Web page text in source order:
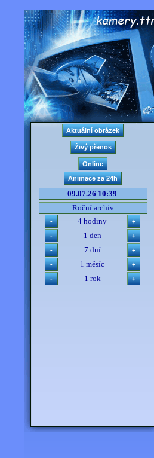
09.07.26 10:39
Roční archiv
4 hodiny
1 den
7 dní
1 měsíc
1 rok